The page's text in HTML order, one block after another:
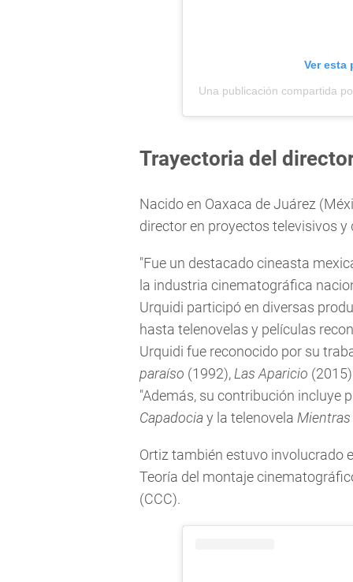
Ver esta
Una publicación compartida
Trayectoria del
Nacido en Oaxaca de Juárez
director en proyectos televisivos y
"Fue un destacado cineasta
la industria cinematográfica
Urquidi participó en diversas
hasta telenovelas y películas
Urquidi fue reconocido por su
paraíso (1992),Las Aparicio
"Además, su contribución incluye
Capadociay la telenovela Mientras
Ortiz también estuvo involucrado
Teoría del montaje
(CCC).